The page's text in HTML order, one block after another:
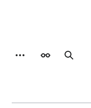
جستجوظاهر